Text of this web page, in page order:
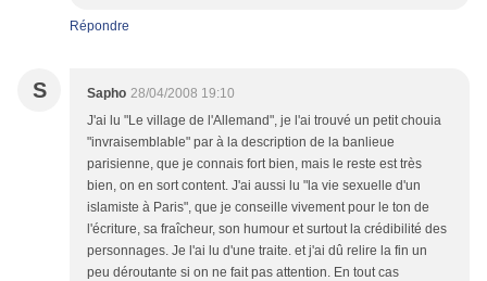
Répondre
S Sapho 28/04/2008 19:10
J'ai lu "Le village de l'Allemand", je l'ai trouvé un petit chouia
"invraisemblable" par à la description de la banlieue
parisienne, que je connais fort bien, mais le reste est très
bien, on en sort content. J'ai aussi lu "la vie sexuelle d'un
islamiste à Paris", que je conseille vivement pour le ton de
l'écriture, sa fraîcheur, son humour et surtout la crédibilité des
personnages. Je l'ai lu d'une traite. et j'ai dû relire la fin un
peu déroutante si on ne fait pas attention. En tout cas